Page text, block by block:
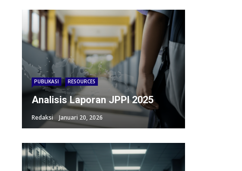
PUBLIKASI RESOURCES
Analisis Laporan JPPI 2025
Redaksi Januari 20, 2026